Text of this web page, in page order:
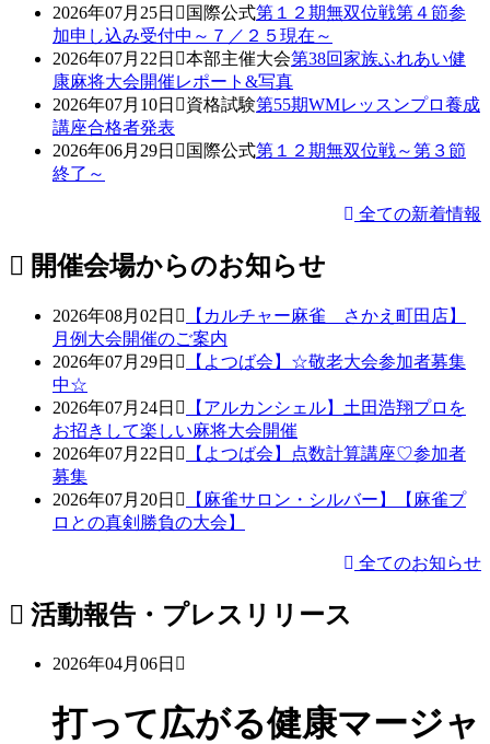
2026年07月25日
国際公式第１２期無双位戦第４節参
加申し込み受付中～７／２５現在～
2026年07月22日
本部主催大会第38回家族ふれあい健
康麻将大会開催レポート&写真
2026年07月10日
資格試験第55期WMレッスンプロ養成
講座合格者発表
2026年06月29日
国際公式第１２期無双位戦～第３節
終了～
全ての新着情報
開催会場からのお知らせ
2026年08月02日
【カルチャー麻雀 さかえ町田店】
月例大会開催のご案内
2026年07月29日
【よつば会】☆敬老大会参加者募集
中☆
2026年07月24日
【アルカンシェル】土田浩翔プロを
お招きして楽しい麻将大会開催
2026年07月22日
【よつば会】点数計算講座♡参加者
募集
2026年07月20日
【麻雀サロン・シルバー】【麻雀プ
ロとの真剣勝負の大会】
全てのお知らせ
活動報告・プレスリリース
2026年04月06日
打って広がる健康マージャ